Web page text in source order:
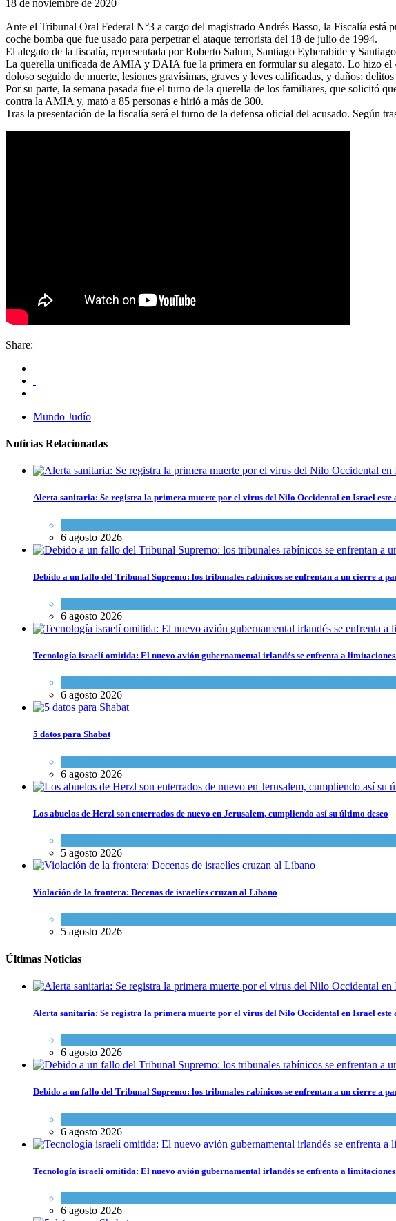
18 de noviembre de 2020
Ante el Tribunal Oral Federal N°3 a cargo del magistrado Andrés Basso, la Fiscalía
coche bomba que fue usado para perpetrar el ataque terrorista del 18 de julio de 1994.
El alegato de la fiscalía, representada por Roberto Salum, Santiago Eyherabide y
La querella unificada de AMIA y DAIA fue la primera en formular su alegato. Lo hizo el
doloso seguido de muerte, lesiones gravísimas, graves y leves calificadas, y daños;
Por su parte, la semana pasada fue el turno de la querella de los familiares, que solicitó
contra la AMIA y, mató a 85 personas e hirió a más de 300.
Tras la presentación de la fiscalía será el turno de la defensa oficial del acusado. Según
Share:
Mundo Judío
Noticias Relacionadas
Alerta sanitaria: Se registra la primera muerte por el virus del Nilo Occidental en Israel este
6 agosto 2026
Debido a un fallo del Tribunal Supremo: los tribunales rabínicos se enfrentan a un cierre a
6 agosto 2026
Tecnología israelí omitida: El nuevo avión gubernamental irlandés se enfrenta a
6 agosto 2026
5 datos para Shabat
6 agosto 2026
Los abuelos de Herzl son enterrados de nuevo en Jerusalem, cumpliendo así su último deseo
5 agosto 2026
Violación de la frontera: Decenas de israelíes cruzan al Líbano
5 agosto 2026
Últimas Noticias
Alerta sanitaria: Se registra la primera muerte por el virus del Nilo Occidental en Israel este
6 agosto 2026
Debido a un fallo del Tribunal Supremo: los tribunales rabínicos se enfrentan a un cierre a
6 agosto 2026
Tecnología israelí omitida: El nuevo avión gubernamental irlandés se enfrenta a
6 agosto 2026